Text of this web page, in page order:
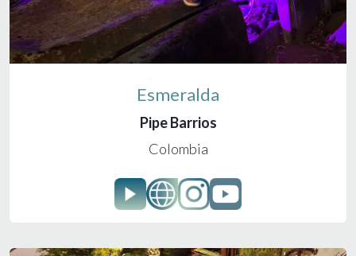
Esmeralda
Pipe Barrios
Colombia